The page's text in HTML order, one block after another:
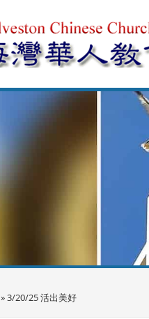
» 3/20/25 活出美好